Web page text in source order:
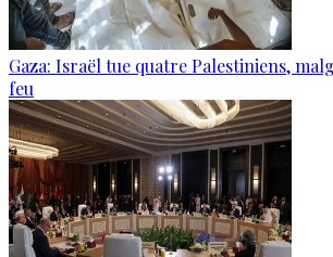
Gaza: Israël tue quatre Palestiniens,
feu